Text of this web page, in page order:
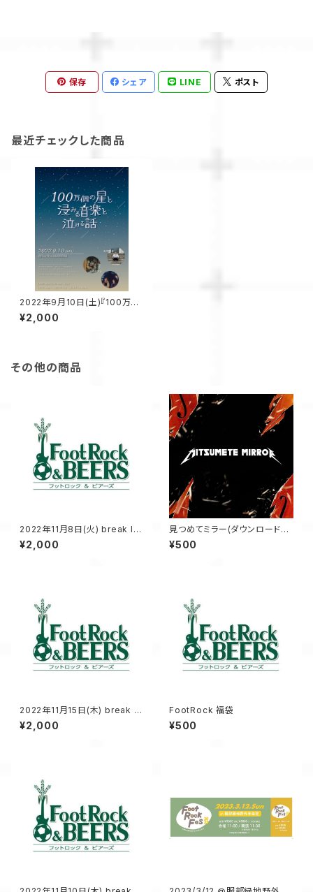
保存 シェア LINE ポスト
最近チェックした商品
2022年9月10日(土)『100万個
の星と浸みる音楽と泣ける話』
配信チケット
¥2,000
その他の商品
2022年11月8日(火) break lo
¥2,000
見つめてミラー(ダウンロード音
源)
¥500
2022年11月15日(木) break lo
¥2,000
FootRock 福袋
¥500